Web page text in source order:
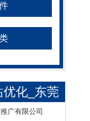
化_东莞
推广_按天
广有限公司